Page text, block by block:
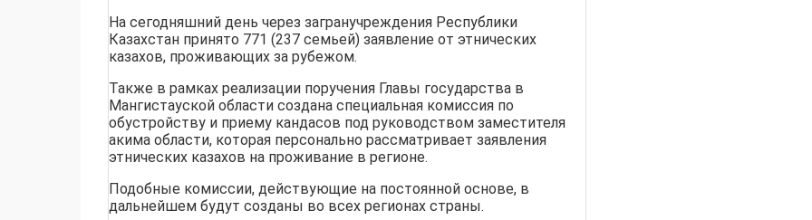
На сегодняшний день через загранучреждения Республики
Казахстан принято 771 (237 семьей) заявление от этнических
казахов, проживающих за рубежом.
Также в рамках реализации поручения Главы государства в
Мангистауской области создана специальная комиссия по
обустройству и приему кандасов под руководством заместителя
акима области, которая персонально рассматривает заявления
этнических казахов на проживание в регионе.
Подобные комиссии, действующие на постоянной основе, в
дальнейшем будут созданы во всех регионах страны.